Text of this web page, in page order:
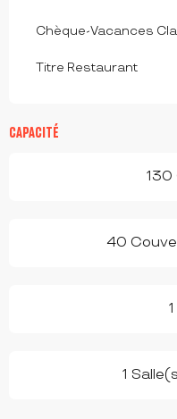
Chèque-Vacances
Titre Restaurant
CAPACITÉ
130
40
1